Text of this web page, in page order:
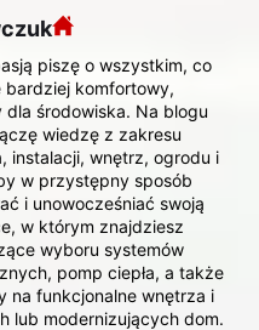
piszę o wszystkim, co
bardziej komfortowy,
środowiska. Na blogu
wiedzę z zakresu
instalacji, wnętrz, ogrodu i
w przystępny sposób
i unowocześniać swoją
w którym znajdziesz
wyboru systemów
pomp ciepła, a także
na funkcjonalne wnętrza i
lub modernizujących dom.